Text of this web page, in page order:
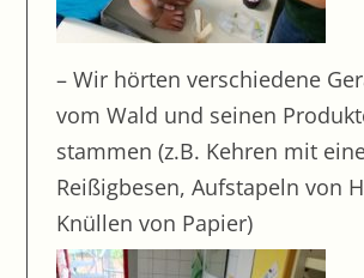
Schreiben handmade
Ausflug Legoland
Fairplay ist Trumpf – Fußballturnier
Förderstufe III
Experimente mit der
Fußballturnier
– Wir hörten verschiedene
vom Wald und seinen
stammen (z.B. Kehren mit
Reißigbesen, Aufstapeln von
Knüllen von Papier)